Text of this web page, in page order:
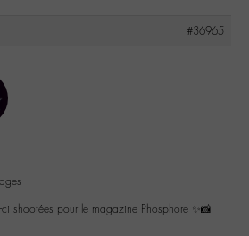
#36965
shootées pour le magazine Phosphore ✨📸